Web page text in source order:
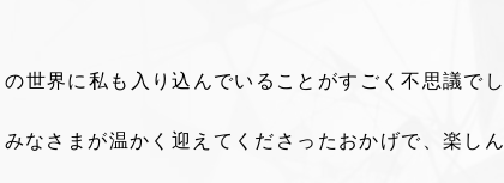
世界に私も入り込んでいることがすごく不思議でし
なさまが温かく迎えてくださったおかげで、楽しん